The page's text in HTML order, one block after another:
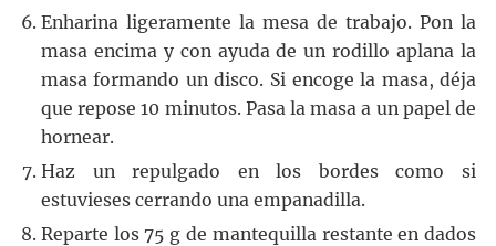
Enharina ligeramente la mesa de trabajo. Pon la
masa encima y con ayuda de un rodillo aplana la
masa formando un disco. Si encoge la masa, déja
que repose 10 minutos. Pasa la masa a un papel de
hornear.
Haz un repulgado en los bordes como si
estuvieses cerrando una empanadilla.
Reparte los 75 g de mantequilla restante en dados